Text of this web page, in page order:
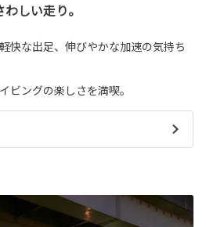
しい走り。
快な出足、伸びやかな加速の気持ち
ビングの楽しさを満喫。